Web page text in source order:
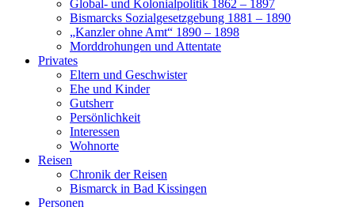
Global- und Kolonialpolitik 1862 – 1897
Bismarcks Sozialgesetzgebung 1881 – 1890
„Kanzler ohne Amt“ 1890 – 1898
Morddrohungen und Attentate
Privates
Eltern und Geschwister
Ehe und Kinder
Gutsherr
Persönlichkeit
Interessen
Wohnorte
Reisen
Chronik der Reisen
Bismarck in Bad Kissingen
Personen